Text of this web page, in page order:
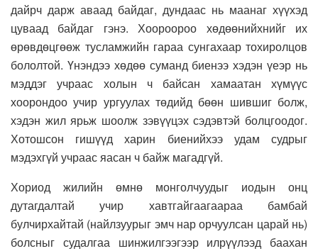
дайрч дарж аваад байдаг, дундаас нь маанаг хүүхэд
цуваад байдаг гэнэ. Хоороороо хөдөөнийхнийг их
өрөвдөцгөөж тусламжийн гараа сунгахаар тохиролцов
бололтой. Үнэндээ хөдөө суманд биенээ хэдэн үеэр нь
мэддэг учраас холын ч байсан хамаатан хүмүүс
хоорондоо учир ургуулах төдийд бөөн шившиг болж,
хэдэн жил ярьж шоолж зэвүүцэх сэдэвтэй болцгоодог.
Хотошсон гишүүд харин биенийхээ удам судрыг
мэдэхгүй учраас яасан ч байж магадгүй.
Хориод жилийн өмнө монголчуудыг иодын онц
дутагдалтай учир хавтгайгаагаараа бамбай
булчирхайтай (найлзуурыг эмч нар орчуулсан царай нь)
болсныг судалгаа шинжилгээгээр илрүүлээд баахан